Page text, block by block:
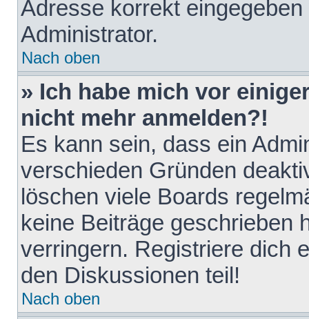
Adresse korrekt
Administrator.
Nach oben
» Ich habe mich vor
nicht mehr anmelden?!
Es kann sein, dass ein
verschieden Gründen
löschen viele Boards
keine Beiträge geschrieben
verringern. Registriere dich
den Diskussionen teil!
Nach oben